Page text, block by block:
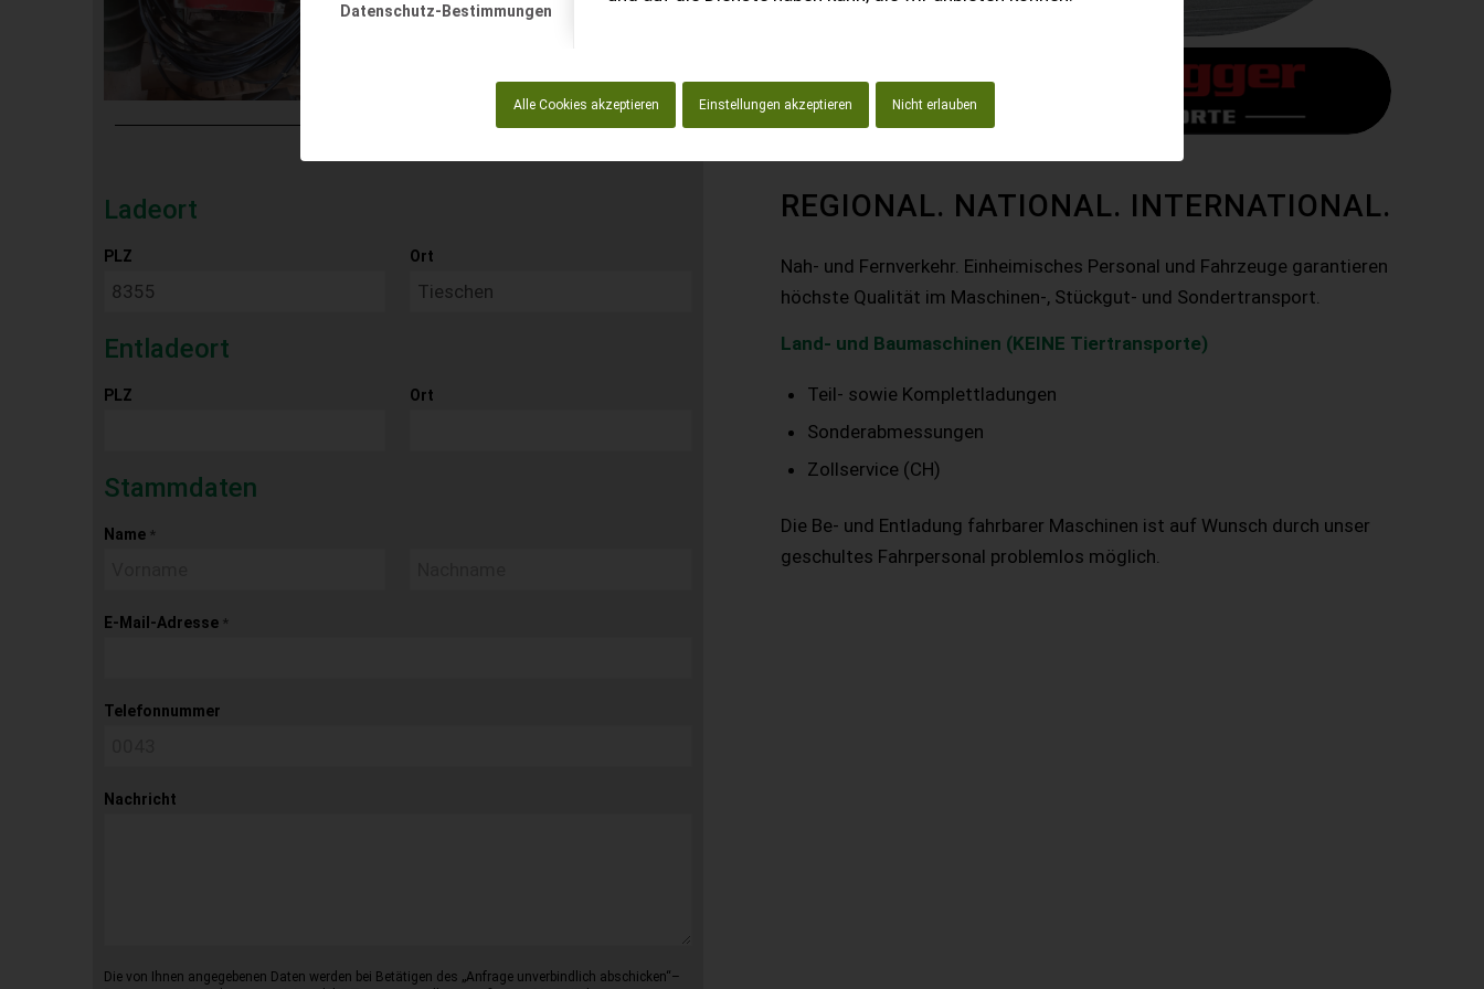
Datenschutz-Bestimmungen
Alle Cookies akzeptieren Einstellungen akzeptieren Nicht erlauben
Ladeort
PLZ Ort
Entladeort
PLZ Ort
Stammdaten
Name *
E-Mail-Adresse *
Telefonnummer
Nachricht
Die von Ihnen angegebenen Daten werden bei Betätigen des „Anfrage unverbindlich abschicken“–
REGIONAL. NATIONAL. INTERNATIONAL.
Nah- und Fernverkehr. Einheimisches Personal und Fahrzeuge garantieren
höchste Qualität im Maschinen-, Stückgut- und Sondertransport.
Land- und Baumaschinen (KEINE Tiertransporte)
Teil- sowie Komplettladungen
Sonderabmessungen
Zollservice (CH)
Die Be- und Entladung fahrbarer Maschinen ist auf Wunsch durch unser
geschultes Fahrpersonal problemlos möglich.